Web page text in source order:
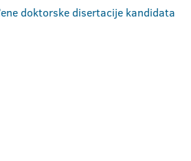
doktorske disertacije kandidata